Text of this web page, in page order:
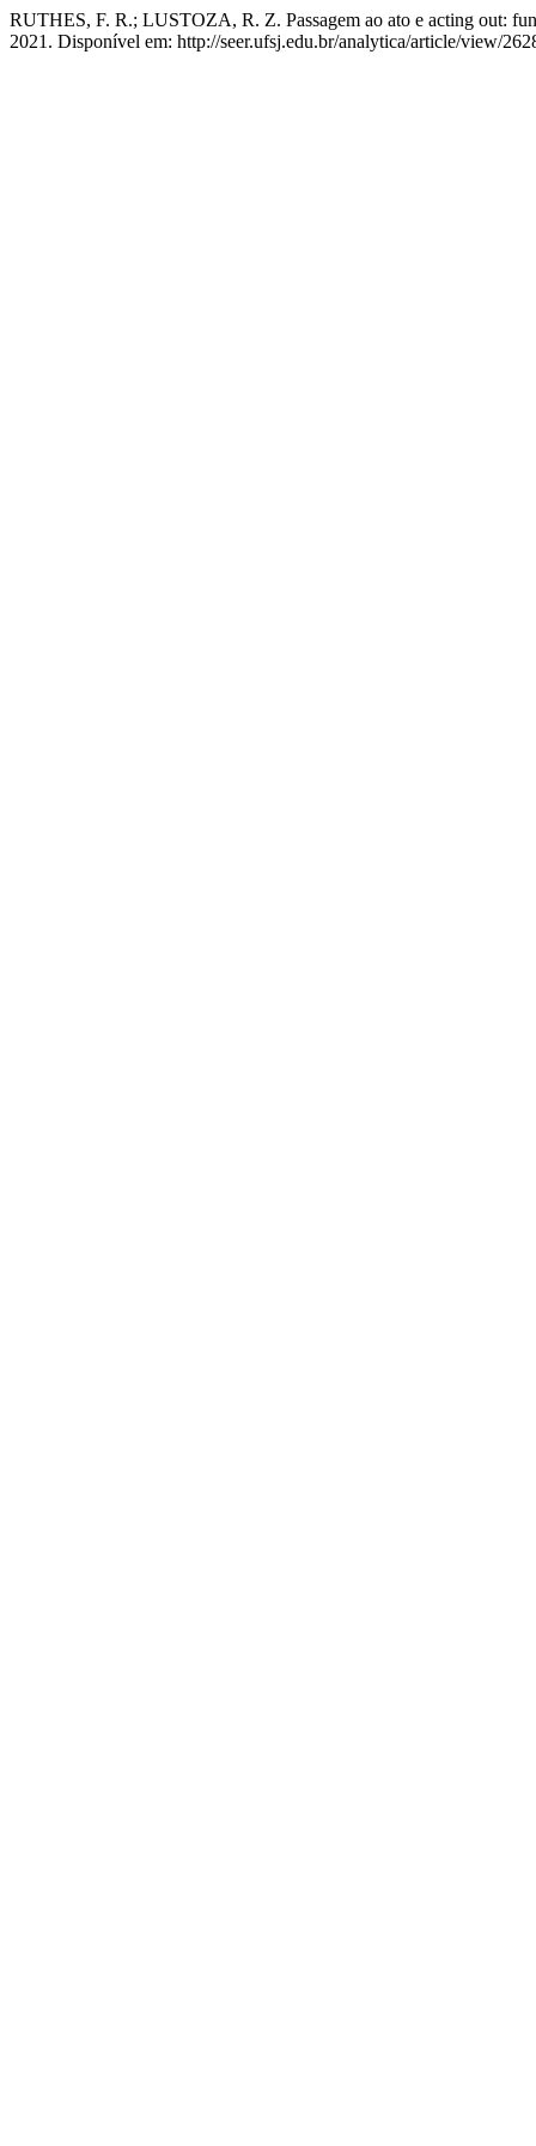
RUTHES, F. R.; LUSTOZA, R. Z. Passagem ao ato e acting out:
2021. Disponível em: http://seer.ufsj.edu.br/analytica/article/view/